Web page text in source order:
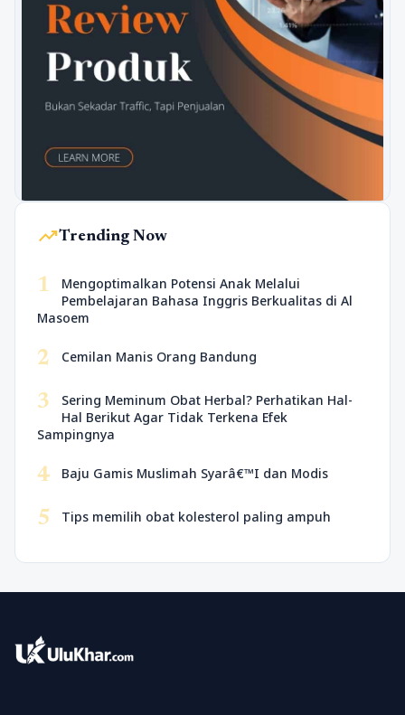
trending_upTrending Now
1
Mengoptimalkan Potensi Anak Melalui
Pembelajaran Bahasa Inggris Berkualitas di Al
Masoem
2 Cemilan Manis Orang Bandung
3
Sering Meminum Obat Herbal? Perhatikan Hal-
Hal Berikut Agar Tidak Terkena Efek
Sampingnya
4 Baju Gamis Muslimah Syarâ€™I dan Modis
5 Tips memilih obat kolesterol paling ampuh